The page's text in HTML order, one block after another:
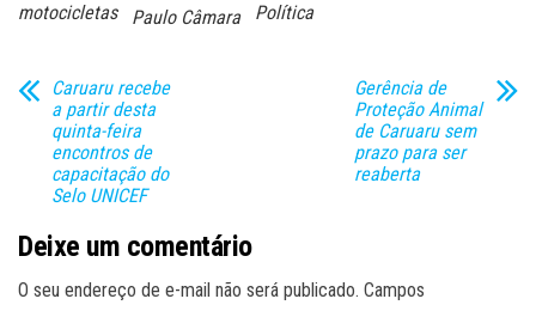
motocicletas
Paulo Câmara Política
Caruaru recebe
a partir desta
quinta-feira
encontros de
capacitação do
Selo UNICEF
Gerência de
Proteção Animal
de Caruaru sem
prazo para ser
reaberta
Deixe um comentário
O seu endereço de e-mail não será publicado. Campos